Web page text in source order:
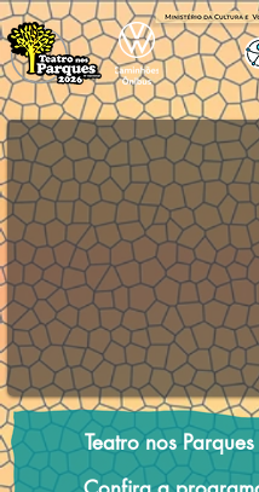
Grupo: Pia Fraus
Local: Pq das Águas
Teatro nos